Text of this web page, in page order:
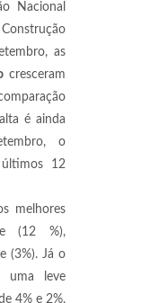
Nacional
as
cresceram
é ainda
o
12
melhores
(12 %),
(3%). Já o
uma leve
4% e 2%,